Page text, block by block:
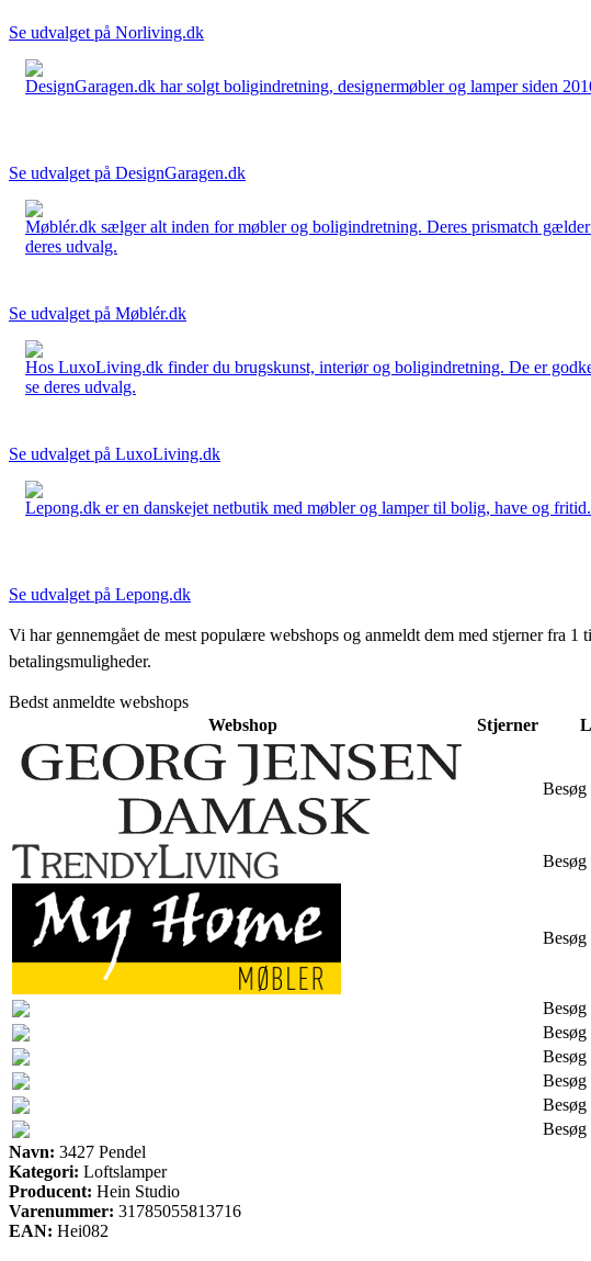
Se udvalget på Norliving.dk
DesignGaragen.dk har solgt boligindretning, designermøbler og lamper siden
Se udvalget på DesignGaragen.dk
Møblér.dk sælger alt inden for møbler og boligindretning. Deres prismatch
deres udvalg.
Se udvalget på Møblér.dk
Hos LuxoLiving.dk finder du brugskunst, interiør og boligindretning. De er
se deres udvalg.
Se udvalget på LuxoLiving.dk
Lepong.dk er en danskejet netbutik med møbler og lamper til bolig, have og
Se udvalget på Lepong.dk
Vi har gennemgået de mest populære webshops og anmeldt dem med stjerner fra
betalingsmuligheder.
Bedst anmeldte webshops
Webshop
Stjerner
Besøg
Besøg
Besøg
Besøg
Besøg
Besøg
Besøg
Besøg
Besøg
Navn: 3427 Pendel
Kategori: Loftslamper
Producent: Hein Studio
Varenummer: 31785055813716
EAN: Hei082